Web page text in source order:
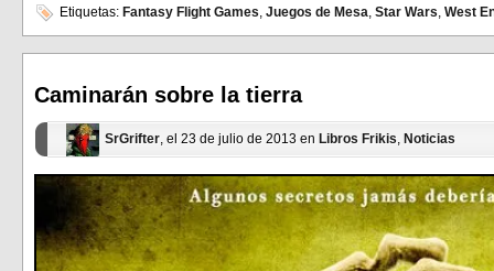
en
Facebook
(Se
abre
ventana
nueva)
en
Twitter
(Se
abre
ventana
nueva)
Etiquetas: Fantasy Flight Games, Juegos de Mesa, Star Wars, West
Caminarán sobre la tierra
SrGrifter , el 23 de julio de 2013 en Libros Frikis Noticias